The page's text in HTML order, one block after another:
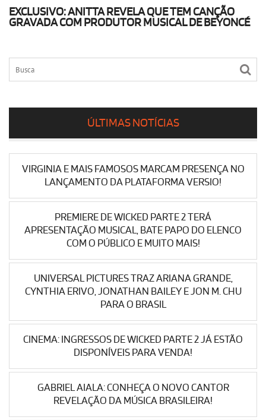
EXCLUSIVO: ANITTA REVELA QUE TEM CANÇÃO
GRAVADA COM PRODUTOR MUSICAL DE BEYONCÉ
ÚLTIMAS NOTÍCIAS
VIRGINIA E MAIS FAMOSOS MARCAM PRESENÇA NO
LANÇAMENTO DA PLATAFORMA VERSIO!
PREMIERE DE WICKED PARTE 2 TERÁ
APRESENTAÇÃO MUSICAL, BATE PAPO DO ELENCO
COM O PÚBLICO E MUITO MAIS!
UNIVERSAL PICTURES TRAZ ARIANA GRANDE,
CYNTHIA ERIVO, JONATHAN BAILEY E JON M. CHU
PARA O BRASIL
CINEMA: INGRESSOS DE WICKED PARTE 2 JÁ ESTÃO
DISPONÍVEIS PARA VENDA!
GABRIEL AIALA: CONHEÇA O NOVO CANTOR
REVELAÇÃO DA MÚSICA BRASILEIRA!